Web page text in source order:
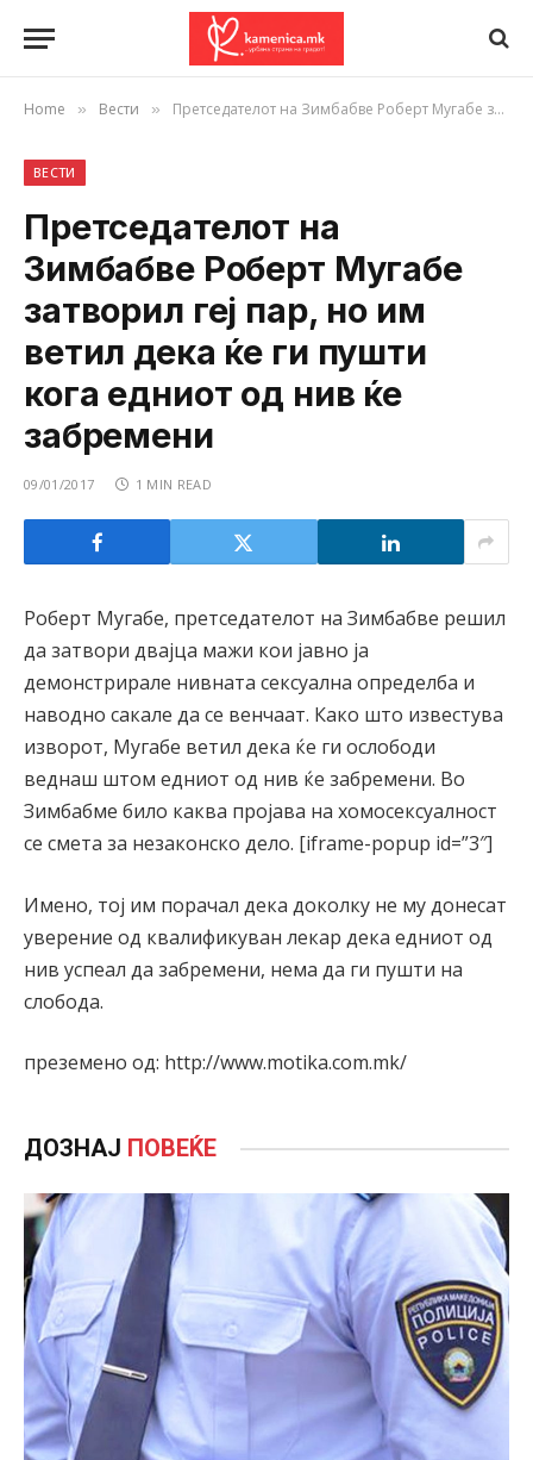
Home » Вести » Претседателот на Зимбабве Роберт Мугабе затворил геј пар, но им ветил дека ќе ги пушти кога едниот од нив ќе забремени
ВЕСТИ
Претседателот на
Зимбабве Роберт Мугабе
затворил геј пар, но им
ветил дека ќе ги пушти
кога едниот од нив ќе
забремени
09/01/2017 1 MIN READ
Роберт Мугабе, претседателот на Зимбабве решил
да затвори двајца мажи кои јавно ја
демонстрирале нивната сексуална определба и
наводно сакале да се венчаат. Како што известува
изворот, Мугабе ветил дека ќе ги ослободи
веднаш штом едниот од нив ќе забремени. Во
Зимбабме било каква пројава на хомосексуалност
се смета за незаконско дело. [iframe-popup id=”3″]
Имено, тој им порачал дека доколку не му донесат
уверение од квалификуван лекар дека едниот од
нив успеал да забремени, нема да ги пушти на
слобода.
преземено од: http://www.motika.com.mk/
ДОЗНАЈ ПОВЕЌЕ